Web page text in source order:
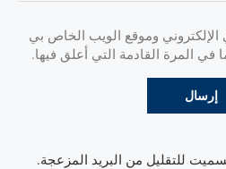
وموقع الويب الخاص بي
المرة القادمة التي أعلق فيها.
للتقليل من البريد المزعجة.